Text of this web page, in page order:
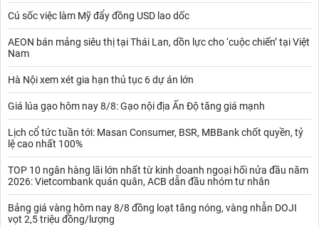
Cú sốc việc làm Mỹ đẩy đồng USD lao dốc
AEON bán mảng siêu thị tại Thái Lan, dồn lực cho ‘cuộc chiến’ tại Việt
Nam
Hà Nội xem xét gia hạn thủ tục 6 dự án lớn
Giá lúa gạo hôm nay 8/8: Gạo nội địa Ấn Độ tăng giá mạnh
Lịch cổ tức tuần tới: Masan Consumer, BSR, MBBank chốt quyền, tỷ
lệ cao nhất 100%
TOP 10 ngân hàng lãi lớn nhất từ kinh doanh ngoại hối nửa đầu năm
2026: Vietcombank quán quân, ACB dẫn đầu nhóm tư nhân
Bảng giá vàng hôm nay 8/8 đồng loạt tăng nóng, vàng nhẫn DOJI
vọt 2,5 triệu đồng/lượng